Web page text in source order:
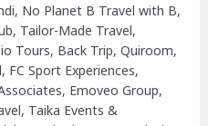
No Planet B Travel with B,
Tailor-Made Travel,
Tours, Back Trip, Quiroom,
FC Sport Experiences,
Emoveo Group,
Taika Events &